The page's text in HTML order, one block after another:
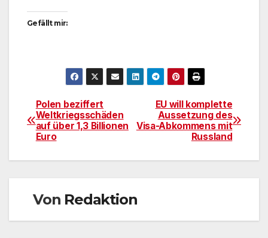
Gefällt mir:
Beitragsnavigation
EU will komplette
Aussetzung des
Visa-Abkommens mit
Russland
Polen beziffert
Weltkriegsschäden
auf über 1,3 Billionen
Euro
Von Redaktion